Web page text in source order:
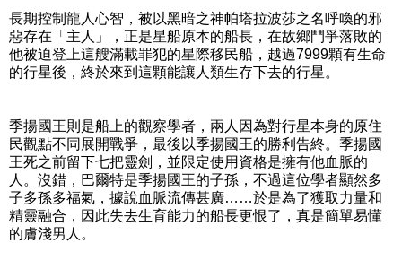
長期控制龍人心智，被以黑暗之神帕塔拉波莎之名呼喚的邪
惡存在「主人」，正是星船原本的船長，在故鄉鬥爭落敗的
他被迫登上這艘滿載罪犯的星際移民船，越過7999顆有生命
的行星後，終於來到這顆能讓人類生存下去的行星。
季揚國王則是船上的觀察學者，兩人因為對行星本身的原住
民觀點不同展開戰爭，最後以季揚國王的勝利告終。季揚國
王死之前留下七把靈劍，並限定使用資格是擁有他血脈的
人。沒錯，巴爾特是季揚國王的子孫，不過這位學者顯然多
子多孫多福氣，據說血脈流傳甚廣……於是為了獲取力量和
精靈融合，因此失去生育能力的船長更恨了，真是簡單易懂
的膚淺男人。